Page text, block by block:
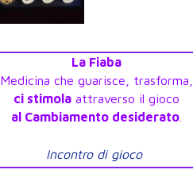
La Fiaba
Medicina che guarisce, trasforma,
ci stimolaattraverso il gioco
al Cambiamento desiderato.
Incontro di gioco